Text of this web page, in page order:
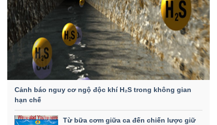
Cảnh báo nguy cơ ngộ độc khí H₂S trong không gian
hạn chế
Từ bữa cơm giữa ca đến chiến lược giữ